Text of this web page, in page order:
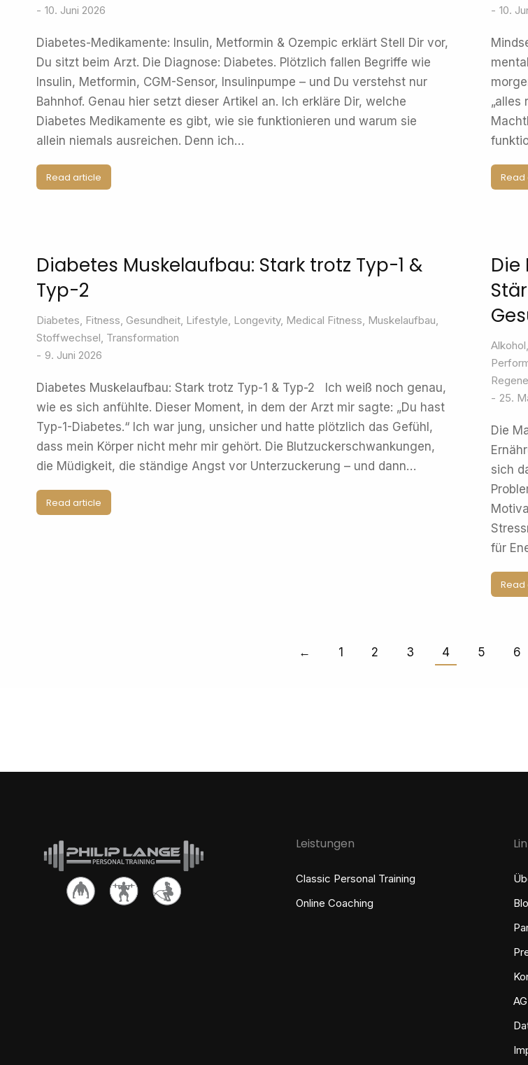
10. Juni 2026
Diabetes-Medikamente: Insulin, Metformin & Ozempic erklärt Stell Dir vor,
Du sitzt beim Arzt. Die Diagnose: Diabetes. Plötzlich fallen Begriffe wie
Insulin, Metformin, CGM-Sensor, Insulinpumpe – und Du verstehst nur
Bahnhof. Genau hier setzt dieser Artikel an. Ich erkläre Dir, welche
Diabetes Medikamente es gibt, wie sie funktionieren und warum sie
allein niemals ausreichen. Denn ich…
Read article
10.
„alles
Read
Diabetes Muskelaufbau: Stark trotz Typ-1 &
Typ-2
Diabetes, Fitness, Gesundheit, Lifestyle, Longevity, Medical Fitness, Muskelaufbau,
Stoffwechsel, Transformation
9. Juni 2026
Diabetes Muskelaufbau: Stark trotz Typ-1 & Typ-2 Ich weiß noch genau,
wie es sich anfühlte. Dieser Moment, in dem der Arzt mir sagte: „Du hast
Typ-1-Diabetes.“ Ich war jung, unsicher und hatte plötzlich das Gefühl,
dass mein Körper nicht mehr mir gehört. Die Blutzuckerschwankungen,
die Müdigkeit, die ständige Angst vor Unterzuckerung – und dann…
Read article
Die
Alkohol,
25.
Die
sich
für
Read
← 1 2 3 4 5 6
Leistungen
Classic Personal Training
Online Coaching